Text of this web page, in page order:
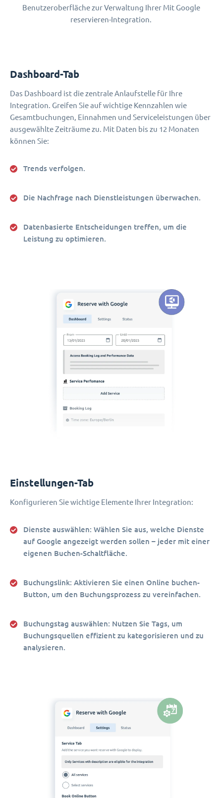
Benutzeroberfläche zur Verwaltung Ihrer Mit Google
reservieren-Integration.
Dashboard-Tab
Das Dashboard ist die zentrale Anlaufstelle für Ihre
Integration. Greifen Sie auf wichtige Kennzahlen wie
Gesamtbuchungen, Einnahmen und Serviceleistungen über
ausgewählte Zeiträume zu. Mit Daten bis zu 12 Monaten
können Sie:
Trends verfolgen.
Die Nachfrage nach Dienstleistungen überwachen.
Datenbasierte Entscheidungen treffen, um die
Leistung zu optimieren.
Einstellungen-Tab
Konfigurieren Sie wichtige Elemente Ihrer Integration:
Dienste auswählen: Wählen Sie aus, welche Dienste
auf Google angezeigt werden sollen – jeder mit einer
eigenen Buchen-Schaltfläche.
Buchungslink: Aktivieren Sie einen Online buchen-
Button, um den Buchungsprozess zu vereinfachen.
Buchungstag auswählen: Nutzen Sie Tags, um
Buchungsquellen effizient zu kategorisieren und zu
analysieren.